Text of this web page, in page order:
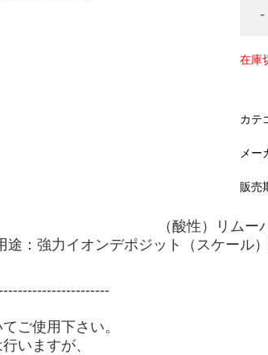
-
在庫
カテ
メー
販売
（酸性）リム
途：強力イオンデポジット（スケール
ご使用下さい。
いますが、